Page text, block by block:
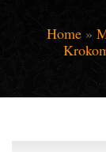
Home »